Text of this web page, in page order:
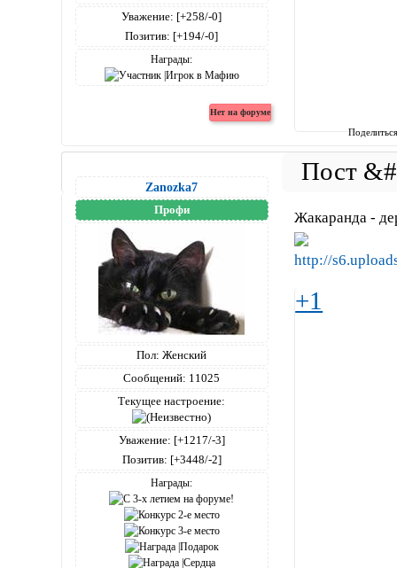
Уважение: [+258/-0]
Позитив: [+194/-0]
Награды:
Zanozka7
Профи
Пол: Женский
Сообщений: 11025
Текущее настроение:
Уважение: [+1217/-3]
Позитив: [+3448/-2]
Награды:
Жакаранда -
+1